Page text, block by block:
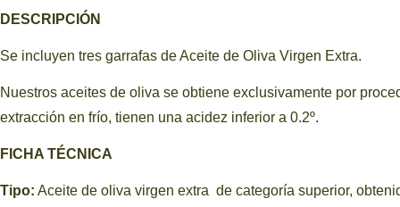
DESCRIPCIÓN
Se incluyen tres garrafas de Aceite de Oliva Virgen Extra.
Nuestros aceites de oliva se obtiene exclusivamente por
extracción en frío, tienen una acidez inferior a 0.2º.
FICHA TÉCNICA
Tipo: Aceite de oliva virgen extra de categoría superior,